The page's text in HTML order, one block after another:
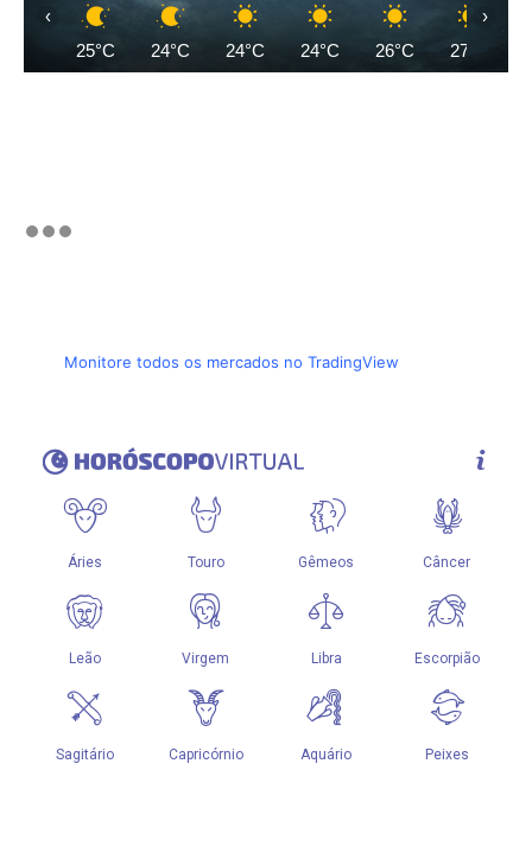
25°C 24°C 24°C 24°C 26°C 27°C
‹ ›
Monitore todos os mercados no TradingView